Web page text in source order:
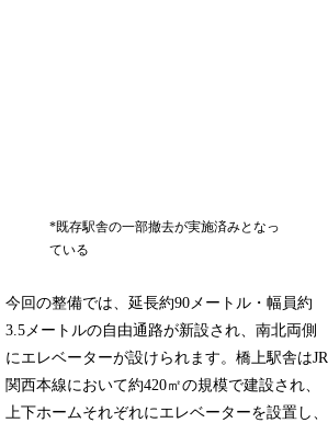
*既存駅舎の一部撤去が実施済みとなっ
ている
今回の整備では、延長約90メートル・幅員約
3.5メートルの自由通路が新設され、南北両側
にエレベーターが設けられます。橋上駅舎はJR
関西本線において約420㎡の規模で建設され、
上下ホームそれぞれにエレベーターを設置し、